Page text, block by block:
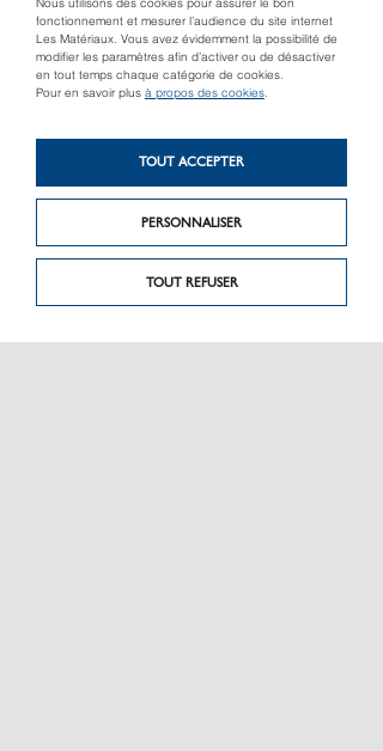
Nous utilisons des cookies pour assurer le bon
fonctionnement et mesurer l’audience du site internet
Les Matériaux. Vous avez évidemment la possibilité de
modifier les paramètres afin d’activer ou de désactiver
en tout temps chaque catégorie de cookies.
Pour en savoir plus à propos des cookies.
TOUT REFUSER
PERSONNALISER
TOUT ACCEPTER
TROUVER UN MAGASIN
noire